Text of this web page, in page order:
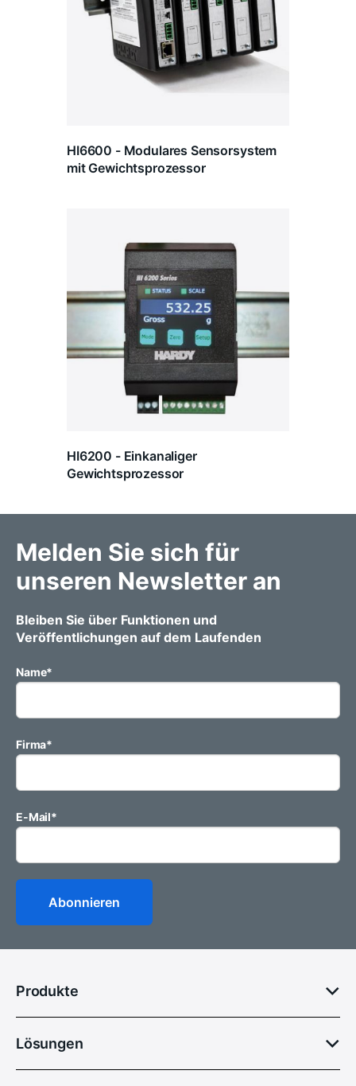
HI6600 - Modulares Sensorsystem
mit Gewichtsprozessor
HI6200 - Einkanaliger
Gewichtsprozessor
Melden Sie sich für
unseren Newsletter an
Bleiben Sie über Funktionen und
Veröffentlichungen auf dem Laufenden
Name*
Firma*
E-Mail*
Produkte
Lösungen